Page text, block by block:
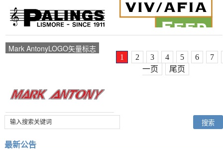
Mark AntonyLOGO矢量标志
1 2 3 4 5 6
7
一页
尾页
最新公告